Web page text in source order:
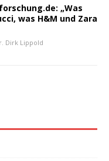
„Was
was H&M und Zara
Dirk Lippold